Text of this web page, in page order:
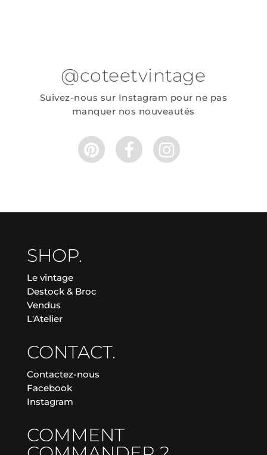
@coteetvintage
Suivez-nous sur Instagram pour ne pas
manquer nos nouveautés
SHOP.
Le vintage
Destock & Broc
Vendus
L'Atelier
CONTACT.
Contactez-nous
Facebook
Instagram
COMMENT